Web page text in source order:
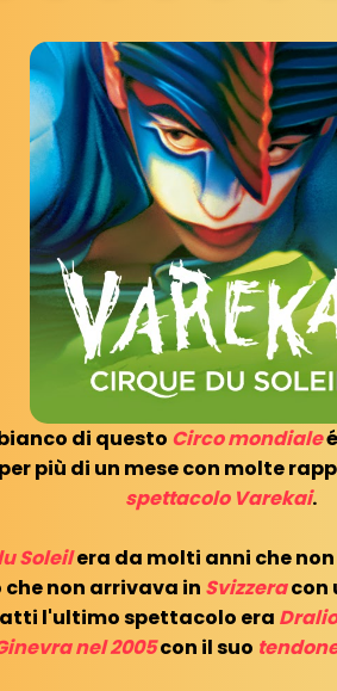
di questo Circo mondiale
più di un mese con molte
spettacolo Varekai.
Soleilera da molti anni che
non arrivava in Svizzeracon
l'ultimo spettacolo era
nel 2005con il suo